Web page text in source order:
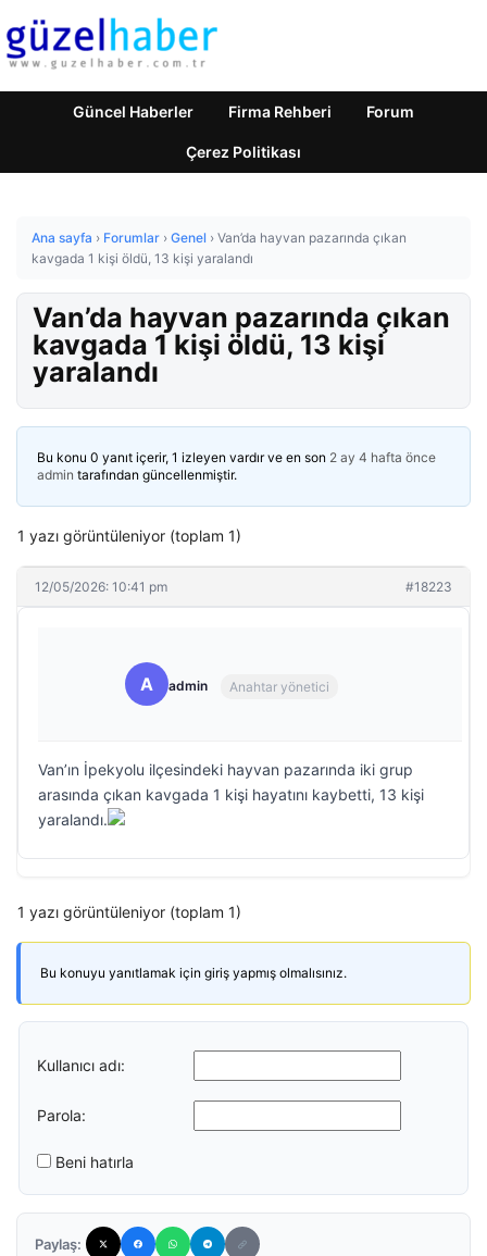
Güncel Haberler Firma Rehberi Forum
Çerez Politikası
Ana sayfa › Forumlar › Genel › Van’da hayvan pazarında çıkan
kavgada 1 kişi öldü, 13 kişi yaralandı
Van’da hayvan pazarında çıkan
kavgada 1 kişi öldü, 13 kişi
yaralandı
Bu konu 0 yanıt içerir, 1 izleyen vardır ve en son 2 ay 4 hafta önce
admin tarafından güncellenmiştir.
1 yazı görüntüleniyor (toplam 1)
12/05/2026: 10:41 pm #18223
A admin Anahtar yönetici
Van’ın İpekyolu ilçesindeki hayvan pazarında iki grup
arasında çıkan kavgada 1 kişi hayatını kaybetti, 13 kişi
yaralandı.
1 yazı görüntüleniyor (toplam 1)
Bu konuyu yanıtlamak için giriş yapmış olmalısınız.
Kullanıcı adı:
Parola:
Beni hatırla
Paylaş: